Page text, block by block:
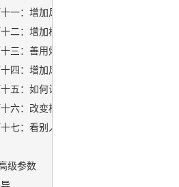
一：增加风格——国家
二：增加权重
三：善用灯光
四：增加风格——年份
五：如何让生成的人更具有多样性？
六：改变相机与镜头
七：看别人的图如何知道它的 prompt
级参数